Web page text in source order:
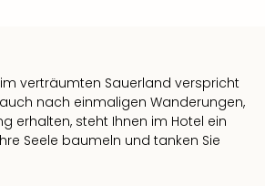
verträumten Sauerland verspricht
nach einmaligen Wanderungen,
erhalten, steht Ihnen im Hotel ein
Seele baumeln und tanken Sie